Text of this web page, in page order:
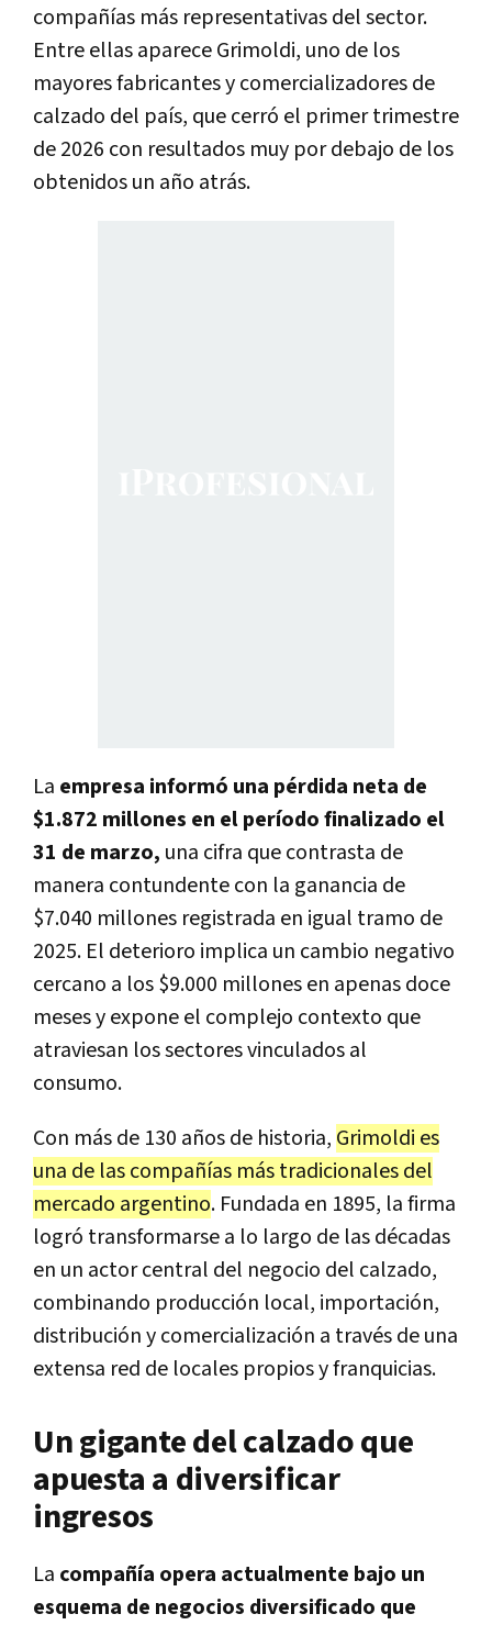
compañías más representativas del sector.
Entre ellas aparece Grimoldi, uno de los
mayores fabricantes y comercializadores de
calzado del país, que cerró el primer trimestre
de 2026 con resultados muy por debajo de los
obtenidos un año atrás.
La empresa informó una pérdida neta de
$1.872 millones en el período finalizado el
31 de marzo, una cifra que contrasta de
manera contundente con la ganancia de
$7.040 millones registrada en igual tramo de
2025. El deterioro implica un cambio negativo
cercano a los $9.000 millones en apenas doce
meses y expone el complejo contexto que
atraviesan los sectores vinculados al
consumo.
Con más de 130 años de historia, Grimoldi es
una de las compañías más tradicionales del
mercado argentino. Fundada en 1895, la firma
logró transformarse a lo largo de las décadas
en un actor central del negocio del calzado,
combinando producción local, importación,
distribución y comercialización a través de una
extensa red de locales propios y franquicias.
Un gigante del calzado que
apuesta a diversificar
ingresos
La compañía opera actualmente bajo un
esquema de negocios diversificado que